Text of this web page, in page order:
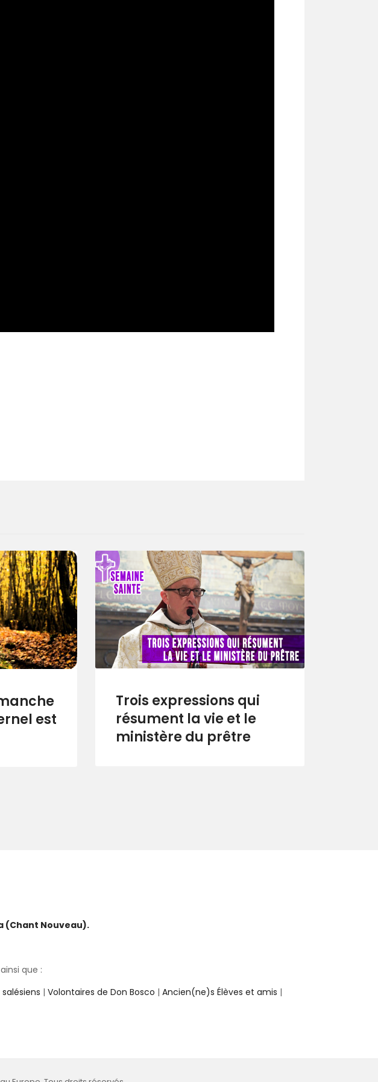
est
Trois expressions qui
résument la vie et le
ministère du prêtre
(Chant Nouveau).
que :
| Volontaires de Don Bosco | Ancien(ne)s Élèves et amis |